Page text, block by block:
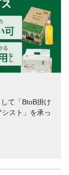
て「BtoB掛け
スト」を承っ